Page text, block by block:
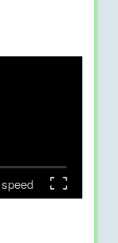
speed